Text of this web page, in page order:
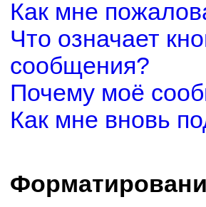
Как мне
Что означает
сообщения?
Почему моё
Как мне вновь